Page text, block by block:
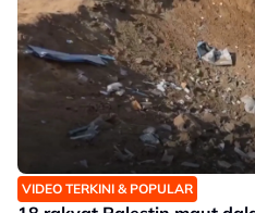
VIDEO TERKINI & POPULAR